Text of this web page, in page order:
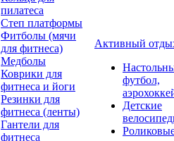
пилатеса
Степ платформы
Фитболы (мячи
для фитнеса)
Медболы
Коврики для
фитнеса и йоги
Резинки для
фитнеса (ленты)
Гантели для
фитнеса
Активный
футбол,
Детские